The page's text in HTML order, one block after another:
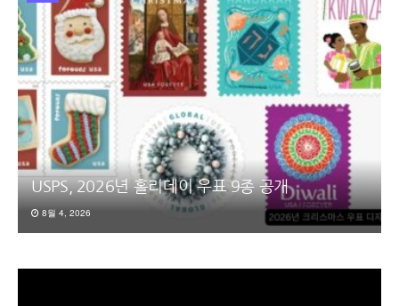
USPS, 2026년 홀리데이 우표 9종 공개
8월 4, 2026